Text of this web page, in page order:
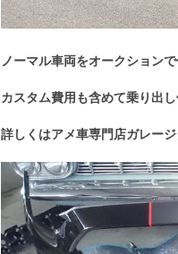
ノーマル車両をオークション
カスタム費用も含めて乗り出
詳しくはアメ車専門店ガレー